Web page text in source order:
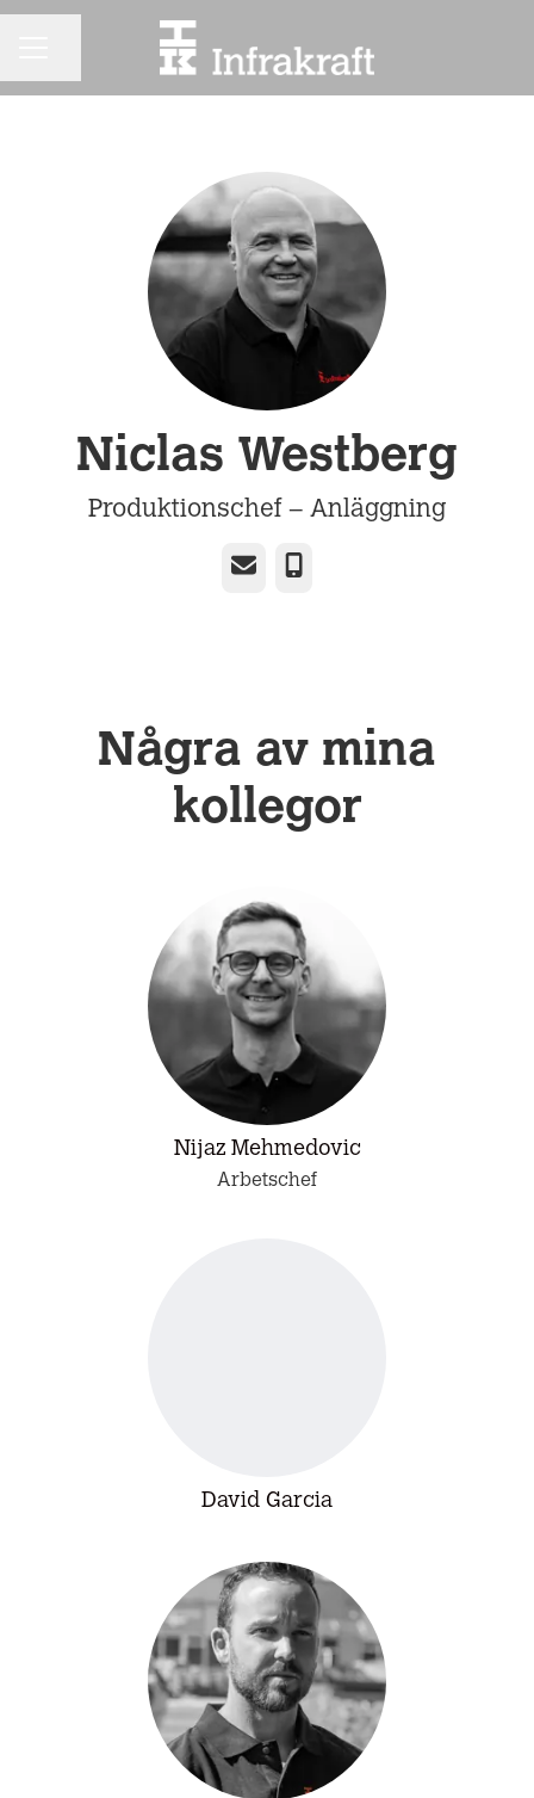
Niclas Westberg
Produktionschef – Anläggning
E-post
Några av mina
kollegor
Nijaz Mehmedovic
Arbetschef
David Garcia